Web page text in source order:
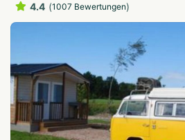
4.4 (1007 Bewertungen)